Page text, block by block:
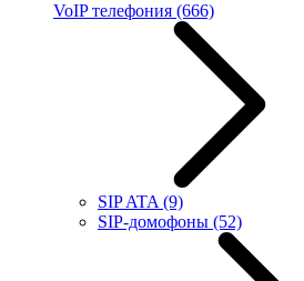
VoIP телефония (666)
SIP ATA (9)
SIP-домофоны (52)